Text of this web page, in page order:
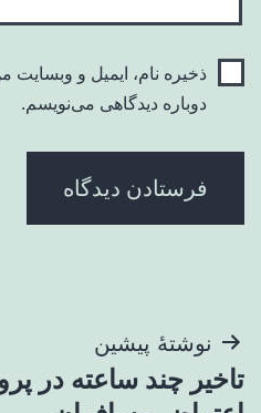
ذخیره نام، ایمیل و وبسایت
دوباره دیدگاهی می‌نویسم.
راهبری
نوشته
نوشتهٔ پیشین
تاخیر چند ساعته در